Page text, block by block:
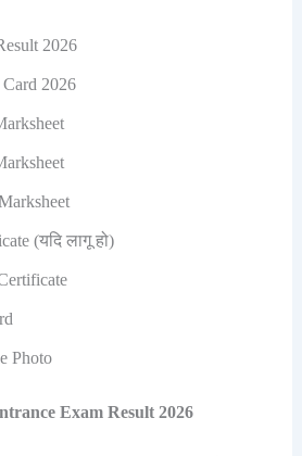
2026
2026
(यदि लागू हो)
Photo
Exam Result 2026